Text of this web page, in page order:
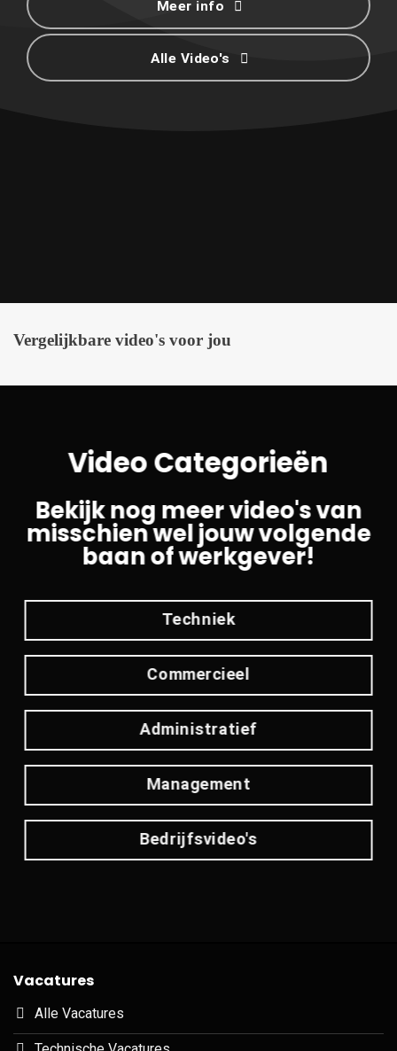
Meer info
Alle Video's
Vergelijkbare video's voor jou
Video Categorieën
Bekijk nog meer video's van
misschien wel jouw volgende
baan of werkgever!
Techniek
Commercieel
Administratief
Management
Bedrijfsvideo's
Vacatures
Alle Vacatures